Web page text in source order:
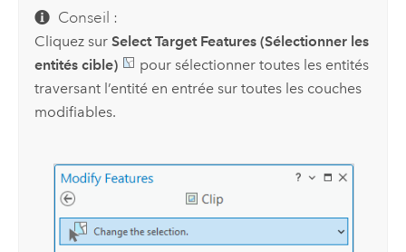
Conseil :
Cliquez surSelect Target Features (Sélectionner les
entités cible)
pour sélectionner toutes les entités
traversant l’entité en entrée sur toutes les couches
modifiables.